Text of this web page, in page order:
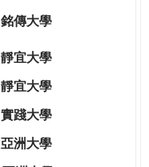
銘傳大學
靜宜大學
靜宜大學
實踐大學
亞洲大學